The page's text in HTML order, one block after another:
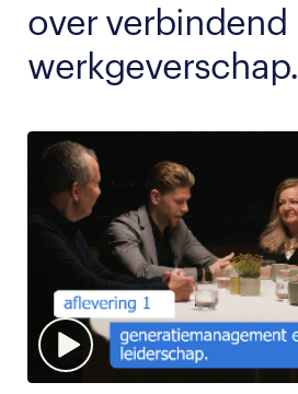
over verbindend
werkgeverschap.